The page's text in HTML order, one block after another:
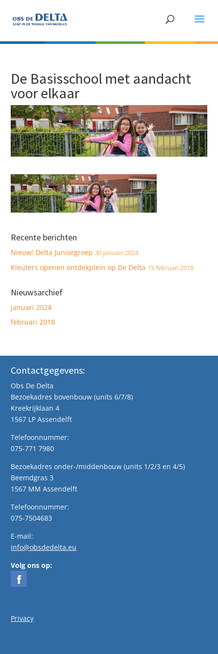
De Basisschool met aandacht
voor elkaar
Recente berichten
Nieuw! Delta Juniorgroep 30 januari 2024
Kleuters openen ontdekplein op De Delta 15 februari 2018
Nieuwsarchief
januari 2024
februari 2018
Contactgegevens:
Obs De Delta
Bezoekadres bovenbouw (units 6/7/8)
Kreekrijklaan 4
1567 LP Assendelft
Telefoonnummer:
075-771 7980
Bezoekadres onder-/middenbouw (units 1/2/3 en 4/5)
Beemdgras 3
1567 MM Assendelft
Telefoonnummer:
075-7504683
E-mail:
info@obsdedelta.eu
Volg ons op:
Privacy